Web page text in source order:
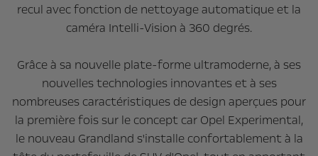
recul avec fonction de nettoyage automatique et la
caméra Intelli-Vision à 360 degrés.
Grâce à sa nouvelle plate-forme ultramoderne, à ses
nouvelles technologies innovantes et à ses
nombreuses caractéristiques de design aperçues pour
la première fois sur le concept car Opel Experimental,
le nouveau Grandland s'installe confortablement à la